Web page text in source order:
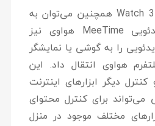
با استفاده از هواوی Watch 3 همچنین می‌توان به
اپلیکیشن تماس ویدئویی MeeTime هواوی نیز
را به گوشی یا نمایشگر
هواوی انتقال داد. این
دیگر ابزارهای اینترنت
اشیا را داشته و حتی می‌‎تواند برای کنترل محتوای
مختلف موجود در منزل